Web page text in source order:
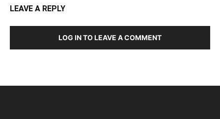
LEAVE A REPLY
LOG IN TO LEAVE A COMMENT